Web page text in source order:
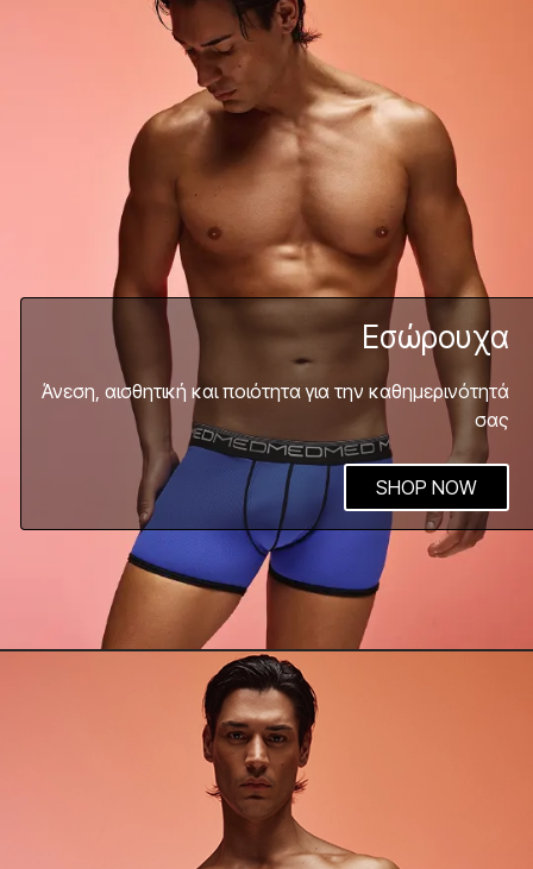
Εσώρουχα
Άνεση, αισθητική και ποιότητα για την καθημερινότητά
σας
SHOP NOW